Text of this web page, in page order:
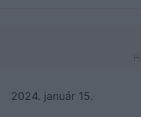
2024. január 15.